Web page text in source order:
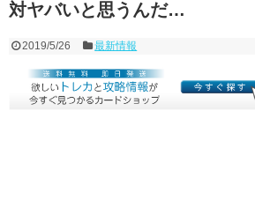
対ヤバいと思うんだ…
2019/5/26 最新情報